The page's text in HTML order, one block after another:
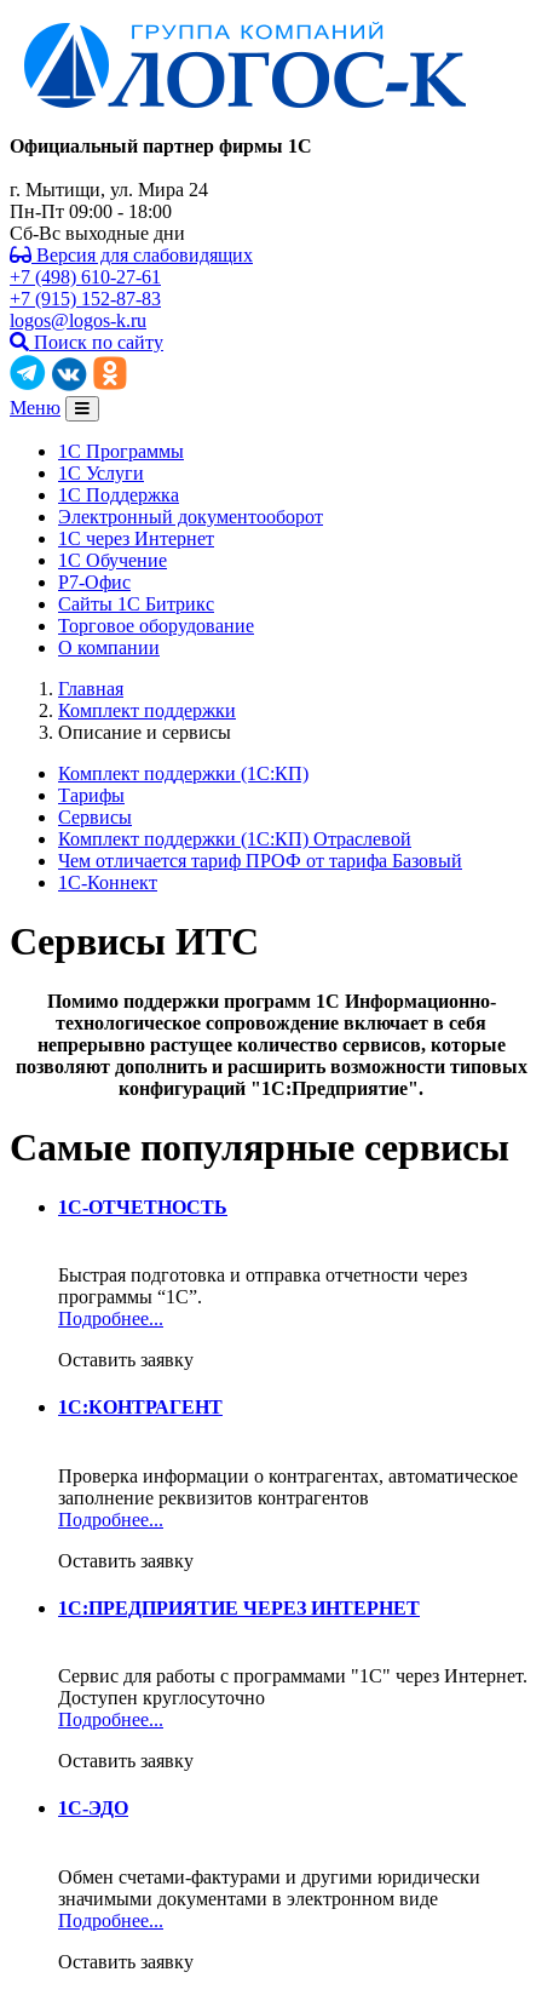
Официальный партнер фирмы 1C
г. Мытищи, ул. Мира 24
Пн-Пт 09:00 - 18:00
Сб-Вс выходные дни
Версия для слабовидящих
+7 (498) 610-27-61
+7 (915) 152-87-83
logos@logos-k.ru
Поиск по сайту
Меню
1С Программы
1С Услуги
1C Поддержка
Электронный документооборот
1С через Интернет
1С Обучение
Р7-Офис
Сайты 1С Битрикс
Торговое оборудование
О компании
Главная
Комплект поддержки
Описание и сервисы
Комплект поддержки (1С:КП)
Тарифы
Сервисы
Комплект поддержки (1С:КП) Отраслевой
Чем отличается тариф ПРОФ от тарифа Базовый
1С-Коннект
Сервисы ИТС
Помимо поддержки программ 1С Информационно-
технологическое сопровождение включает в себя
непрерывно растущее количество сервисов, которые
позволяют дополнить и расширить возможности типовых
конфигураций "1С:Предприятие".
Самые популярные сервисы
1С-ОТЧЕТНОСТЬ
Быстрая подготовка и отправка отчетности через
программы “1С”.
Подробнее...
Оставить заявку
1С:КОНТРАГЕНТ
Проверка информации о контрагентах, автоматическое
заполнение реквизитов контрагентов
Подробнее...
Оставить заявку
1С:ПРЕДПРИЯТИЕ ЧЕРЕЗ ИНТЕРНЕТ
Сервис для работы с программами "1С" через Интернет.
Доступен круглосуточно
Подробнее...
Оставить заявку
1С-ЭДО
Обмен счетами-фактурами и другими юридически
значимыми документами в электронном виде
Подробнее...
Оставить заявку